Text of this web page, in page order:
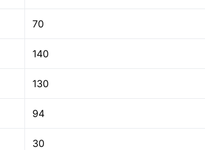
70
140
130
94
30